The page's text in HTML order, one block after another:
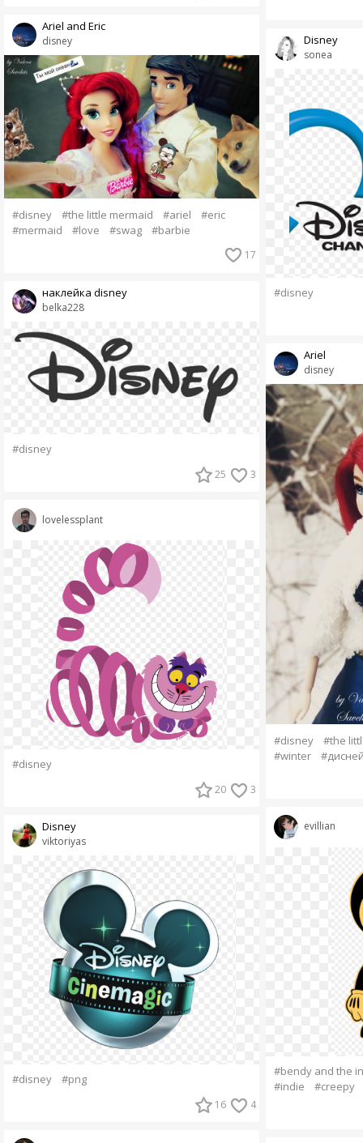
disney
Ariel and Eric
#disney #the little mermaid #ariel
#eric
#mermaid
#love #swag #barbie
17
belka228
наклейка disney
#disney
25 3
lovelessplant
#disney
20 3
viktoriyas
Disney
#disney #png
16 4
sonea
Disney
#disney
disney
Ariel
#disney
#the
#winter
evillian
#bendy and the
#indie
#creepy